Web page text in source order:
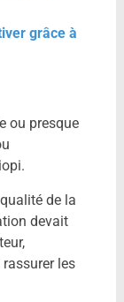
grâce à
ou presque
de la
devait
les